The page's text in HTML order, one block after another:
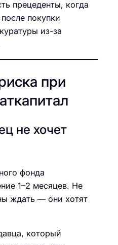
прецеденты, когда
покупки
из-за
при
не хочет
фонда
1–2 месяцев. Не
ждать — они хотят
который